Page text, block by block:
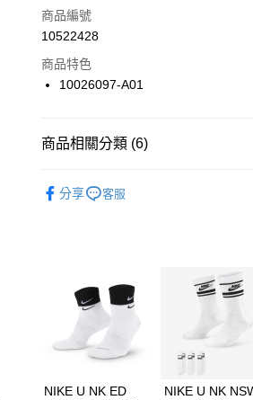
合作金庫商業銀行
華南商業銀行
上海商業儲蓄銀行
國泰世華商業銀行
聯邦商業銀行
台新國際商業銀行
LINE Pay
Apple Pay
【關於「AFTEE先享後付」】
３．安心：先確認商品／服務後，再付款。
【「AFTEE先享後付」結帳流程】
１．於結帳方式選擇「AFTEE先享後付」
付」結帳頁面，進行簡訊認證並確認金額
２．訂單成立數日內，您將收到繳費通知簡
３．收到繳費通知簡訊後14天內，點擊此
／ATM／網路銀行／等多元方式進行付款
每筆NT$100，滿NT$1,500(含以上)免
每筆NT$100，滿NT$1,500(含以上)免
付款後門市自取
商品編號
10522428
商品特色
10026097-A01
商品相關分類 (6)
促銷活動 清爽穿搭｜短袖上衣4折起
限時降價專區⬇
分享 客服
NIKE U NK ED
NIKE U NK